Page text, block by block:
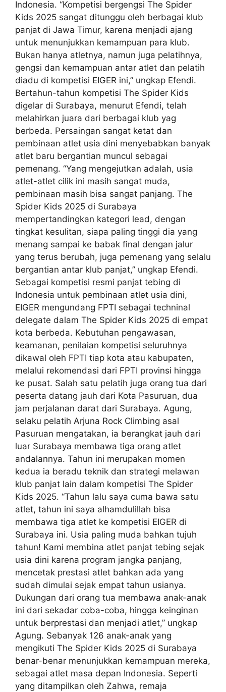
Indonesia. “Kompetisi bergengsi The Spider
Kids 2025 sangat ditunggu oleh berbagai klub
panjat di Jawa Timur, karena menjadi ajang
untuk menunjukkan kemampuan para klub.
Bukan hanya atletnya, namun juga pelatihnya,
gengsi dan kemampuan antar atlet dan pelatih
diadu di kompetisi EIGER ini,” ungkap Efendi.
Bertahun-tahun kompetisi The Spider Kids
digelar di Surabaya, menurut Efendi, telah
melahirkan juara dari berbagai klub yag
berbeda. Persaingan sangat ketat dan
pembinaan atlet usia dini menyebabkan banyak
atlet baru bergantian muncul sebagai
pemenang. “Yang mengejutkan adalah, usia
atlet-atlet cilik ini masih sangat muda,
pembinaan masih bisa sangat panjang. The
Spider Kids 2025 di Surabaya
mempertandingkan kategori lead, dengan
tingkat kesulitan, siapa paling tinggi dia yang
menang sampai ke babak final dengan jalur
yang terus berubah, juga pemenang yang selalu
bergantian antar klub panjat,” ungkap Efendi.
Sebagai kompetisi resmi panjat tebing di
Indonesia untuk pembinaan atlet usia dini,
EIGER mengundang FPTI sebagai techninal
delegate dalam The Spider Kids 2025 di empat
kota berbeda. Kebutuhan pengawasan,
keamanan, penilaian kompetisi seluruhnya
dikawal oleh FPTI tiap kota atau kabupaten,
melalui rekomendasi dari FPTI provinsi hingga
ke pusat. Salah satu pelatih juga orang tua dari
peserta datang jauh dari Kota Pasuruan, dua
jam perjalanan darat dari Surabaya. Agung,
selaku pelatih Arjuna Rock Climbing asal
Pasuruan mengatakan, ia berangkat jauh dari
luar Surabaya membawa tiga orang atlet
andalannya. Tahun ini merupakan momen
kedua ia beradu teknik dan strategi melawan
klub panjat lain dalam kompetisi The Spider
Kids 2025. “Tahun lalu saya cuma bawa satu
atlet, tahun ini saya alhamdulillah bisa
membawa tiga atlet ke kompetisi EIGER di
Surabaya ini. Usia paling muda bahkan tujuh
tahun! Kami membina atlet panjat tebing sejak
usia dini karena program jangka panjang,
mencetak prestasi atlet bahkan ada yang
sudah dimulai sejak empat tahun usianya.
Dukungan dari orang tua membawa anak-anak
ini dari sekadar coba-coba, hingga keinginan
untuk berprestasi dan menjadi atlet,” ungkap
Agung. Sebanyak 126 anak-anak yang
mengikuti The Spider Kids 2025 di Surabaya
benar-benar menunjukkan kemampuan mereka,
sebagai atlet masa depan Indonesia. Seperti
yang ditampilkan oleh Zahwa, remaja